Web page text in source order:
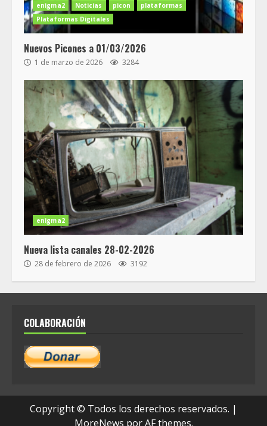
enigma2 Noticias picon
plataformas
Plataformas Digitales
Nuevos Picones a 01/03/2026
1 de marzo de 2026 3284
enigma2
Nueva lista canales 28-02-2026
28 de febrero de 2026 3192
COLABORACIÓN
Copyright © Todos los derechos reservados. |
MoreNews por AF themes.